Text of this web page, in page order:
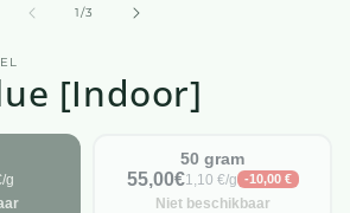
1/van
3
[Indoor]
g
50 gram
55,00€1,10 €/g -10,00 €
Niet beschikbaar